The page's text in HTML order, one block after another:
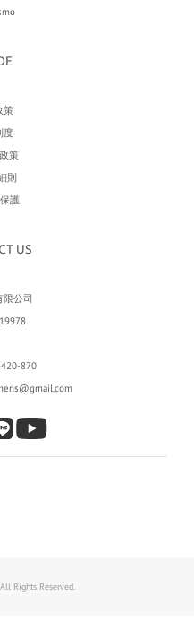
策
度
策
則
護
US
限公司
870
Rights Reserved.